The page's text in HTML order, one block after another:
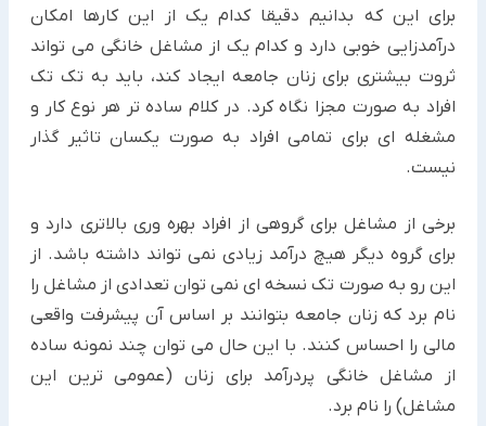
برای این که بدانیم دقیقا کدام یک از این کارها امکان
درآمدزایی خوبی دارد و کدام یک از مشاغل خانگی می تواند
ثروت بیشتری برای زنان جامعه ایجاد کند، باید به تک تک
افراد به صورت مجزا نگاه کرد. در کلام ساده تر هر نوع کار و
مشغله ای برای تمامی افراد به صورت یکسان تاثیر گذار
نیست.
برخی از مشاغل برای گروهی از افراد بهره وری بالاتری دارد و
برای گروه دیگر هیچ درآمد زیادی نمی تواند داشته باشد. از
این رو به صورت تک نسخه ای نمی توان تعدادی از مشاغل را
نام برد که زنان جامعه بتوانند بر اساس آن پیشرفت واقعی
مالی را احساس کنند. با این حال می توان چند نمونه ساده
از مشاغل خانگی پردرآمد برای زنان (عمومی ترین این
مشاغل) را نام برد.